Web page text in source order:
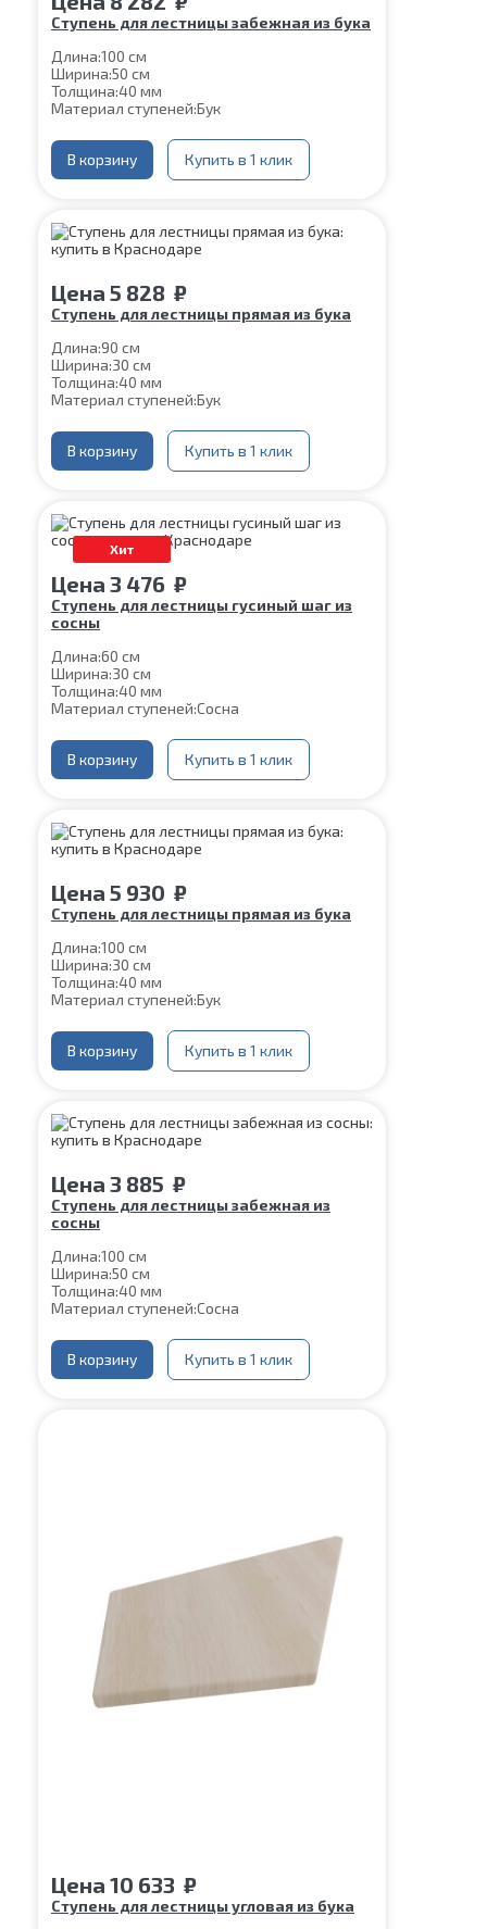
Ступень для лестницы забежная из бука
Длина:100 см
Ширина:50 см
Толщина:40 мм
Материал ступеней:Бук
В корзину Купить в 1 клик
Цена 5 828 ₽
Ступень для лестницы прямая из бука
Длина:90 см
Ширина:30 см
Толщина:40 мм
Материал ступеней:Бук
В корзину Купить в 1 клик
Хит
Цена 3 476 ₽
Ступень для лестницы гусиный шаг из
сосны
Длина:60 см
Ширина:30 см
Толщина:40 мм
Материал ступеней:Сосна
В корзину Купить в 1 клик
Цена 5 930 ₽
Ступень для лестницы прямая из бука
Длина:100 см
Ширина:30 см
Толщина:40 мм
Материал ступеней:Бук
В корзину Купить в 1 клик
Цена 3 885 ₽
Ступень для лестницы забежная из
сосны
Длина:100 см
Ширина:50 см
Толщина:40 мм
Материал ступеней:Сосна
В корзину Купить в 1 клик
Цена 10 633 ₽
Ступень для лестницы угловая из бука